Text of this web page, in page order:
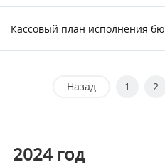
Кассовый план исполнения
Назад 1 2
2024год